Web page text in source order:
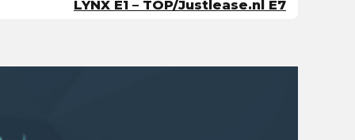
LYNX E1 – TOP/Justlease.nl E7